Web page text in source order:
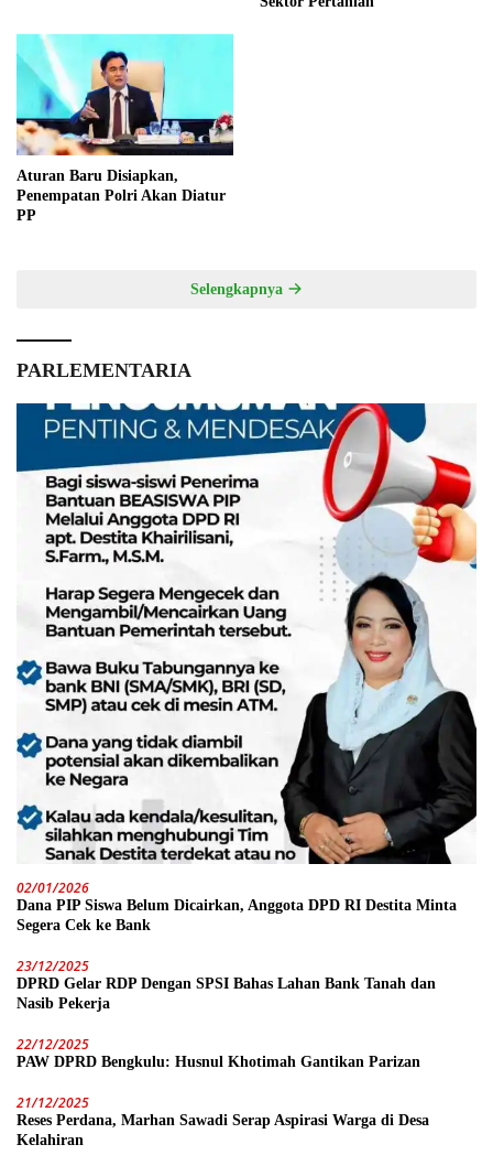
Aturan Baru Disiapkan,
Penempatan Polri Akan Diatur
PP
Selengkapnya
PARLEMENTARIA
02/01/2026
Dana PIP Siswa Belum Dicairkan, Anggota DPD RI Destita Minta
Segera Cek ke Bank
23/12/2025
DPRD Gelar RDP Dengan SPSI Bahas Lahan Bank Tanah dan
Nasib Pekerja
22/12/2025
PAW DPRD Bengkulu: Husnul Khotimah Gantikan Parizan
21/12/2025
Reses Perdana, Marhan Sawadi Serap Aspirasi Warga di Desa
Kelahiran